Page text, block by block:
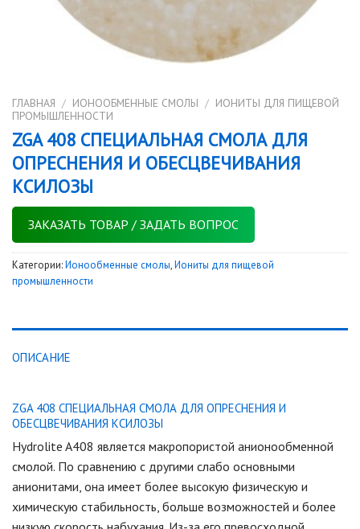
ГЛАВНАЯ / ИОНООБМЕННЫЕ СМОЛЫ / ИОНИТЫ ДЛЯ ПИЩЕВОЙ
ПРОМЫШЛЕННОСТИ
ZGA 408 СПЕЦИАЛЬНАЯ СМОЛА ДЛЯ
ОПРЕСНЕНИЯ И ОБЕСЦВЕЧИВАНИЯ
КСИЛОЗЫ
ЗАКАЗАТЬ ТОВАР / ЗАДАТЬ ВОПРОС
Категории:Ионообменные смолы,Иониты для пищевой
промышленности
ОПИСАНИЕ
ZGA 408 СПЕЦИАЛЬНАЯ СМОЛА ДЛЯ ОПРЕСНЕНИЯ И
ОБЕСЦВЕЧИВАНИЯ КСИЛОЗЫ
Hydrolite A408 является макропористой анионообменной
смолой. По сравнению с другими слабо основными
анионитами, она имеет более высокую физическую и
химическую стабильность, больше возможностей и более